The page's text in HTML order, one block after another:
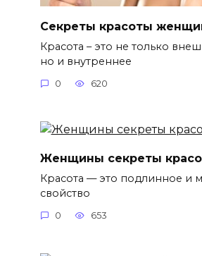
Секреты красоты
Красота – это не только
но и внутреннее
0 620
Женщины секреты
Красота — это подлинное и
свойство
0 653